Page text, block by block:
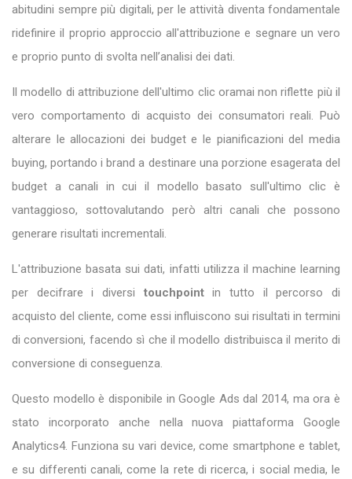
abitudini sempre più digitali, per le attività diventa fondamentale
ridefinire il proprio approccio all'attribuzione e segnare un vero
e proprio punto di svolta nell’analisi dei dati.
Il modello di attribuzione dell'ultimo clic oramai non riflette più il
vero comportamento di acquisto dei consumatori reali. Può
alterare le allocazioni dei budget e le pianificazioni del media
buying, portando i brand a destinare una porzione esagerata del
budget a canali in cui il modello basato sull'ultimo clic è
vantaggioso, sottovalutando però altri canali che possono
generare risultati incrementali.
L'attribuzione basata sui dati, infatti utilizza il machine learning
per decifrare i diversi touchpointin tutto il percorso di
acquisto del cliente, come essi influiscono sui risultati in termini
di conversioni, facendo sì che il modello distribuisca il merito di
conversione di conseguenza.
Questo modello è disponibile in Google Ads dal 2014, ma ora è
stato incorporato anche nella nuova piattaforma Google
Analytics4. Funziona su vari device, come smartphone e tablet,
e su differenti canali, come la rete di ricerca, i social media, le